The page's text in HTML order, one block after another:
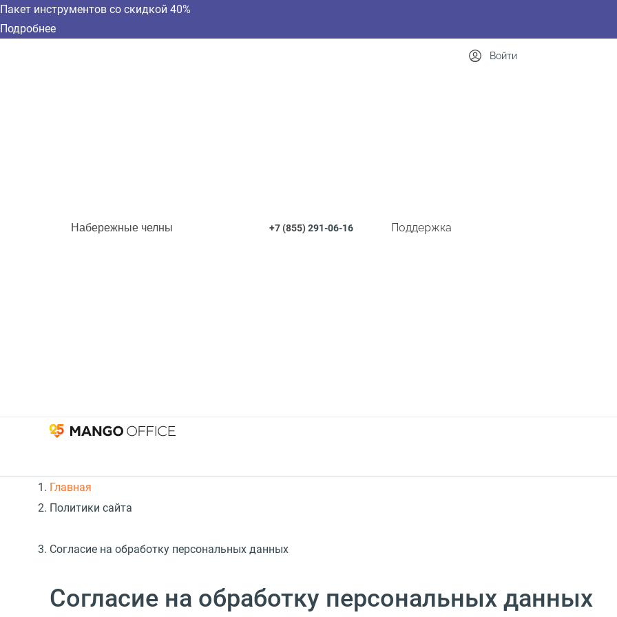
Пакет инструментов со скидкой 40%
Подробнее
Набережные челны +7 (855)291-06-16 Поддержка
Войти
Главная
Политики сайта
Согласие на обработку персональных данных
Согласие на обработку персональных данных